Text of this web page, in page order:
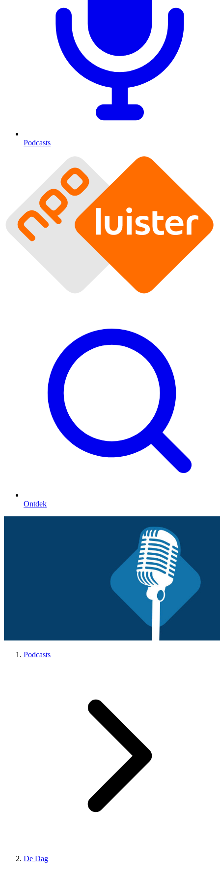
Podcasts
Ontdek
Podcasts
De Dag